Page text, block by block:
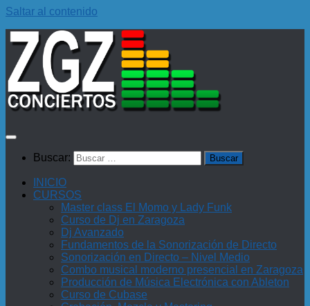
Saltar al contenido
Buscar:
INICIO
CURSOS
Master class El Momo y Lady Funk
Curso de Dj en Zaragoza
Dj Avanzado
Fundamentos de la Sonorización de Directo
Sonorización en Directo – Nivel Medio
Combo musical moderno presencial en Zaragoza
Producción de Música Electrónica con Ableton
Curso de Cubase